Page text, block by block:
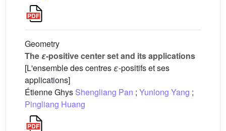
Geometry
The ε-positive center set and its applications
[L'ensemble des centres ε-positifs et ses
applications]
Étienne Ghys Shengliang Pan ; Yunlong Yang ;
Pingliang Huang